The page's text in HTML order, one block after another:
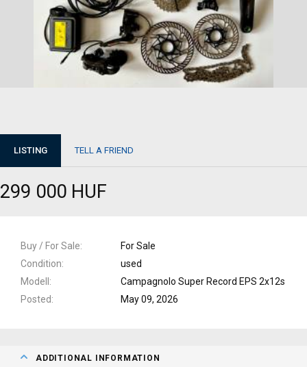
LISTING TELL A FRIEND
299 000 HUF
Buy / For Sale
For Sale
Condition
used
Modell
Campagnolo Super Record EPS 2x12s
Posted
May 09, 2026
ADDITIONAL INFORMATION